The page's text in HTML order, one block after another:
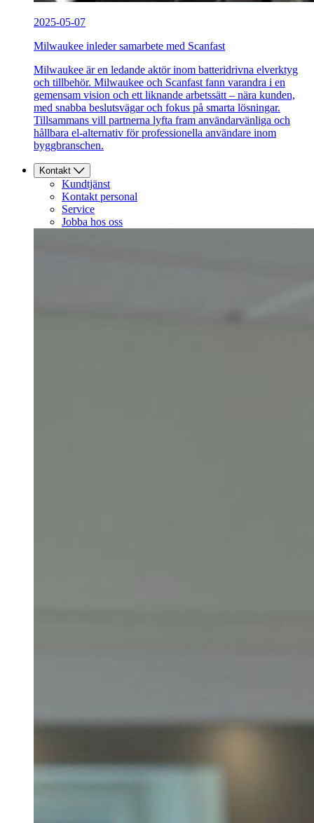
2025-05-07
Milwaukee inleder samarbete med Scanfast
Milwaukee är en ledande aktör inom batteridrivna elverktyg
och tillbehör. Milwaukee och Scanfast fann varandra i en
gemensam vision och ett liknande arbetssätt – nära kunden,
med snabba beslutsvägar och fokus på smarta lösningar.
Tillsammans vill partnerna lyfta fram användarvänliga och
hållbara el-alternativ för professionella användare inom
byggbranschen.
Kontakt
Kundtjänst
Kontakt personal
Service
Jobba hos oss